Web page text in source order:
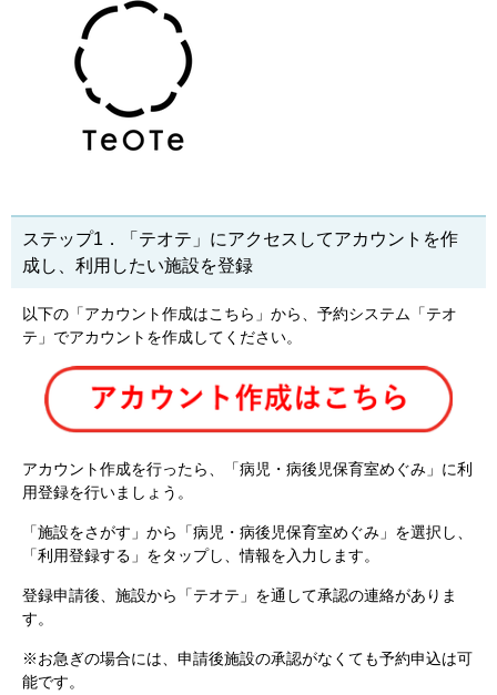
ステップ1．「テオテ」にアクセスしてアカウントを作
成し、利用したい施設を登録
以下の「アカウント作成はこちら」から、予約システム「テオ
テ」でアカウントを作成してください。
アカウント作成を行ったら、「病児・病後児保育室めぐみ」に利
用登録を行いましょう。
「施設をさがす」から「病児・病後児保育室めぐみ」を選択し、
「利用登録する」をタップし、情報を入力します。
登録申請後、施設から「テオテ」を通して承認の連絡がありま
す。
※お急ぎの場合には、申請後施設の承認がなくても予約申込は可
能です。